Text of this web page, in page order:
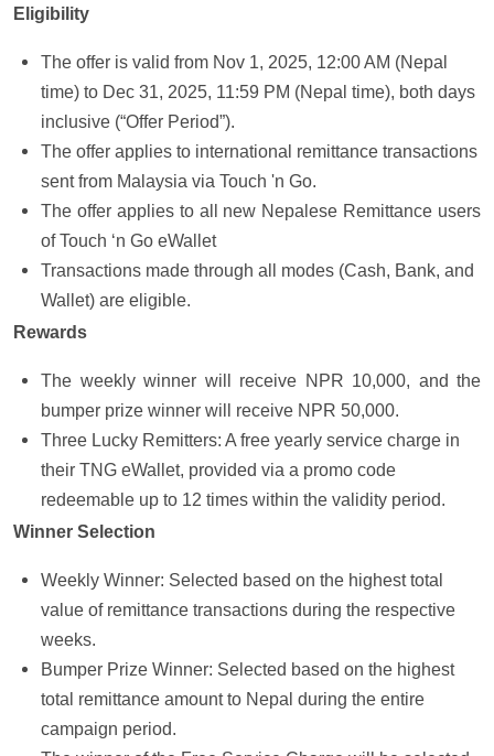
Eligibility
The offer is valid from Nov 1, 2025, 12:00 AM (Nepal
time) to Dec 31, 2025, 11:59 PM (Nepal time), both days
inclusive (“Offer Period”).
The offer applies to international remittance transactions
sent from Malaysia via Touch 'n Go.
The offer applies to all new Nepalese Remittance users
of Touch ‘n Go eWallet
Transactions made through all modes (Cash, Bank, and
Wallet) are eligible.
Rewards
The weekly winner will receive NPR 10,000, and the
bumper prize winner will receive NPR 50,000.
Three Lucky Remitters: A free yearly service charge in
their TNG eWallet, provided via a promo code
redeemable up to 12 times within the validity period.
Winner Selection
Weekly Winner: Selected based on the highest total
value of remittance transactions during the respective
weeks.
Bumper Prize Winner: Selected based on the highest
total remittance amount to Nepal during the entire
campaign period.